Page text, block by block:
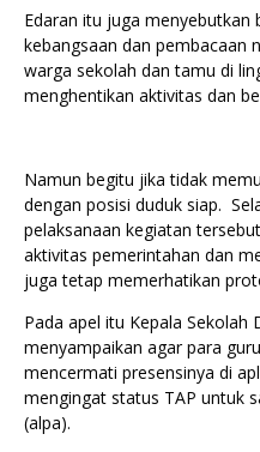
Edaran itu juga menyebutkan
kebangsaan dan pembacaan
warga sekolah dan tamu di
menghentikan aktivitas dan
Namun begitu jika tidak
dengan posisi duduk siap.
pelaksanaan kegiatan
aktivitas pemerintahan dan
juga tetap memerhatikan
Pada apel itu Kepala Sekolah
menyampaikan agar para
mencermati presensinya di
mengingat status TAP untuk
(alpa).